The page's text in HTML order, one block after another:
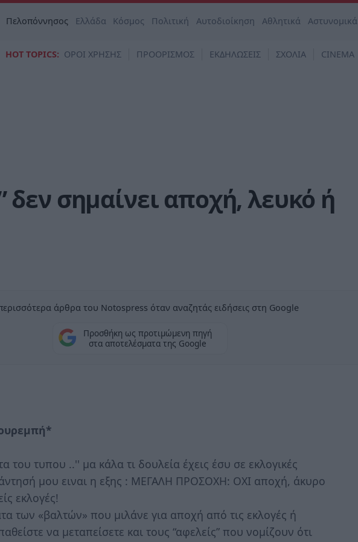
Πελοπόννησος Ελλάδα Κόσμος Πολιτική Αυτοδιοίκηση Αθλητικά Αστυνομικά
HOT TOPICS: ΟΡΟΙ ΧΡΗΣΗΣ ΠΡΟΟΡΙΣΜΟΣ ΕΚΔΗΛΩΣΕΙΣ ΣΧΟΛΙΑ CINEMA
δεν σημαίνει αποχή, λευκό ή
άρθρα του Notospress όταν αναζητάς ειδήσεις στη Google
Προσθήκη ως προτιμώμενη πηγή
στα αποτελέσματα της Google
του τυπου ..'' μα κάλα τι δουλεία έχεις έσυ σε εκλογικές
μου ειναι η εξης : ΜΕΓΑΛΗ ΠΡΟΣΟΧΗ: ΟΧΙ αποχή, άκυρο
εκλογές!
των «βαλτών» που μιλάνε για αποχή από τις εκλογές ή
να μεταπείσετε και τους “αφελείς” που νομίζουν ότι